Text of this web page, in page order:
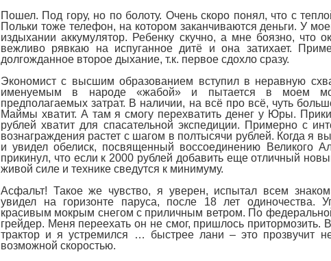
Пошел. Под гору, но по болоту. Очень скоро понял, что с
Польки тоже телефон, на котором заканчиваются деньги. У
издыхании аккумулятор. Ребенку скучно, а мне боязно, что
вежливо рявкаю на испуганное дитё и она затихает.
долгожданное второе дыхание, т.к. первое сдохло сразу.
Экономист с высшим образованием вступил в неравную
именуемым в народе «жабой» и пытается в моем
предполагаемых затрат. В наличии, на всё про всё, чуть
Маймы хватит. А там я смогу перехватить денег у Юры.
рублей хватит для спасательной экспедиции. Примерно с
вознаграждения растет с шагом в полтысячи рублей. Когда
и увидел обелиск, посвященный воссоединению Великого
прикинул, что если к 2000 рублей добавить еще отличный
живой силе и технике сведутся к минимуму.
Асфальт! Такое же чувство, я уверен, испытал всем
увидел на горизонте паруса, после 18 лет одиночества.
красивым мокрым снегом с приличным ветром. По
грейдер. Меня переехать он не смог, пришлось притормозить.
трактор и я устремился … быстрее лани – это прозвучит
возможной скоростью.